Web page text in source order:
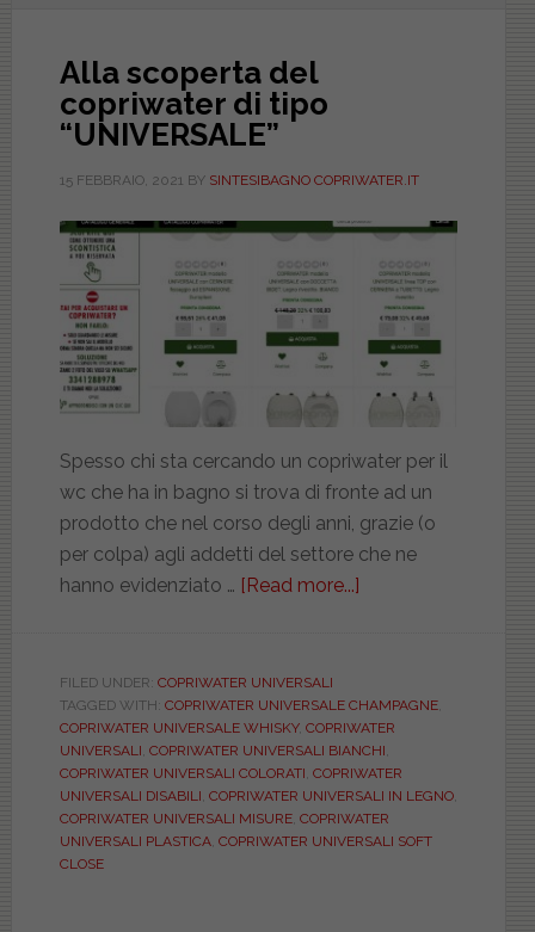
Alla scoperta del
copriwater di tipo
“UNIVERSALE”
15 FEBBRAIO, 2021 BY SINTESIBAGNO COPRIWATER.IT
Spesso chi sta cercando un copriwater per il
wc che ha in bagno si trova di fronte ad un
prodotto che nel corso degli anni, grazie (o
per colpa) agli addetti del settore che ne
hanno evidenziato … [Read more...]
copriwater
di
tipo
“UNIVERSALE”
FILED UNDER: COPRIWATER UNIVERSALI
TAGGED WITH: COPRIWATER UNIVERSALE CHAMPAGNE,
COPRIWATER UNIVERSALE WHISKY, COPRIWATER
UNIVERSALI COPRIWATER UNIVERSALI BIANCHI
COPRIWATER UNIVERSALI COLORATI COPRIWATER
UNIVERSALI DISABILI COPRIWATER UNIVERSALI IN LEGNO,
COPRIWATER UNIVERSALI MISURE, COPRIWATER
UNIVERSALI PLASTICA, COPRIWATER UNIVERSALI SOFT
CLOSE